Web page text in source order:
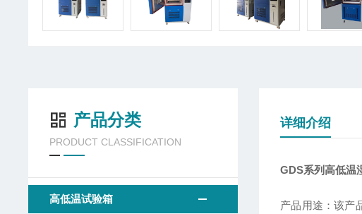
产品分类
PRODUCT CLASSIFICATION
高低温试验箱
详细介绍
GDS系列高低温
产品用途：该产